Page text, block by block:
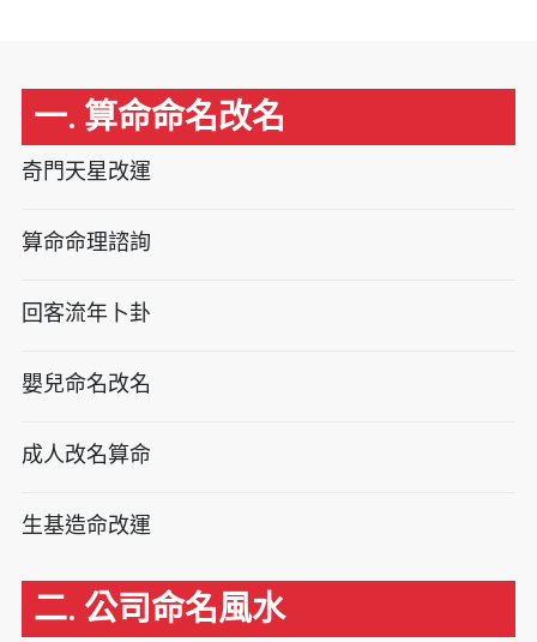
一. 算命命名改名
奇門天星改運
算命命理諮詢
回客流年卜卦
嬰兒命名改名
成人改名算命
生基造命改運
二. 公司命名風水